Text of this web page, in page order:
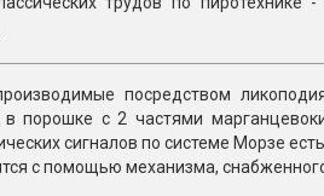
огни
малые
посредством
порошке с 2 частями
сигналов по системе Морзе
с помощью механизма,